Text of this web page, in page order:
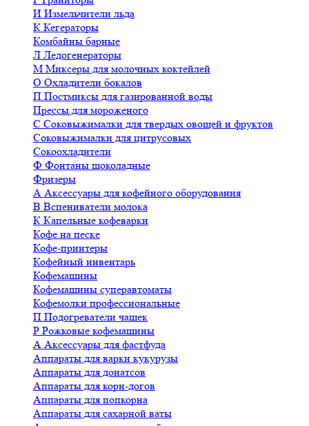
И Измельчители льда
К Кегераторы
Комбайны барные
Л Ледогенераторы
М Миксеры для молочных коктейлей
О Охладители бокалов
П Постмиксы для газированной воды
Прессы для мороженого
С Соковыжималки для твердых овощей и фруктов
Соковыжималки для цитрусовых
Сокоохладители
Ф Фонтаны шоколадные
Фризеры
А Аксессуары для кофейного оборудования
В Вспениватели молока
К Капельные кофеварки
Кофе на песке
Кофе-принтеры
Кофейный инвентарь
Кофемашины
Кофемашины суперавтоматы
Кофемолки профессиональные
П Подогреватели чашек
Р Рожковые кофемашины
А Аксессуары для фастфуда
Аппараты для варки кукурузы
Аппараты для донатсов
Аппараты для корн-догов
Аппараты для попкорна
Аппараты для сахарной ваты